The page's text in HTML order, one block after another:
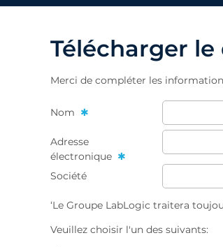
Télécharger
Merci de compléter les
Nom
Adresse
électronique
Société
‘Le Groupe LabLogic traitera
Veuillez choisir l'un des suivants: